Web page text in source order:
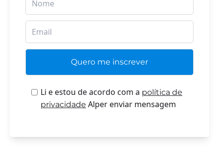
Li e estou de acordo com a política de
privacidade Alper enviar mensagem